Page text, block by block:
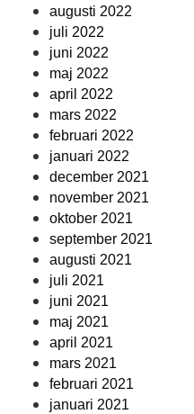
augusti 2022
juli 2022
juni 2022
maj 2022
april 2022
mars 2022
februari 2022
januari 2022
december 2021
november 2021
oktober 2021
september 2021
augusti 2021
juli 2021
juni 2021
maj 2021
april 2021
mars 2021
februari 2021
januari 2021